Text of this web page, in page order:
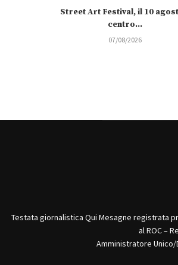
Street Art Festival, il 10
centro...
07/08/2026
Testata giornalistica Qui Mesagne registrata
al ROC –
Amministratore